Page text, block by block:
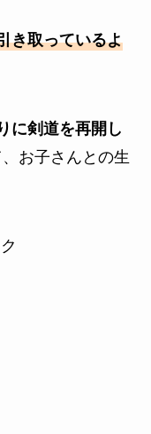
き取っているよ
に剣道を再開し
、お子さんとの生